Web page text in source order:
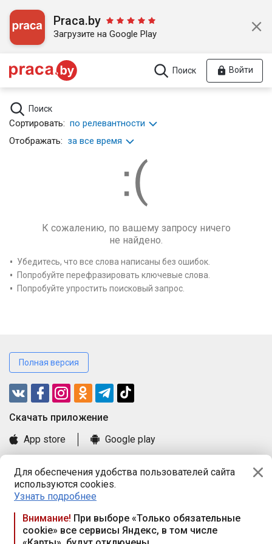
Для обеспечения удобства пользователей сайта
используются cookies.
Узнать подробнее
Внимание! При выборе «Только обязательные
cookie» все сервисы Яндекс, в том числе
Praca.by
Загрузите на Google Play
Поиск Войти
Поиск
Сортировать: по релевантности
Отображать: за все время
К сожалению, по вашему запросу ничего
не найдено.
Убедитесь, что все слова написаны без ошибок.
Попробуйте перефразировать ключевые слова.
Попробуйте упростить поисковый запрос.
Полная версия
Cкачать приложение
App store
Google play
Книга замечаний и предложений
Правила и документы
Praca.by © 2000—2026, ООО «ПРАЦА БАЙ»
Республика Беларусь, 220114, г. Минск, пр-т Независимости
117а, пом. № 9.